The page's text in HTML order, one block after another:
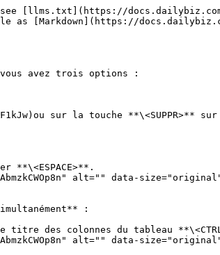
[llms.txt](https://
as [Markdown](https://
avez trois options :
sur la touche **\<SUPPR>**
**\<ESPACE>**.
alt="" data-
:
des colonnes du tableau
alt="" data-